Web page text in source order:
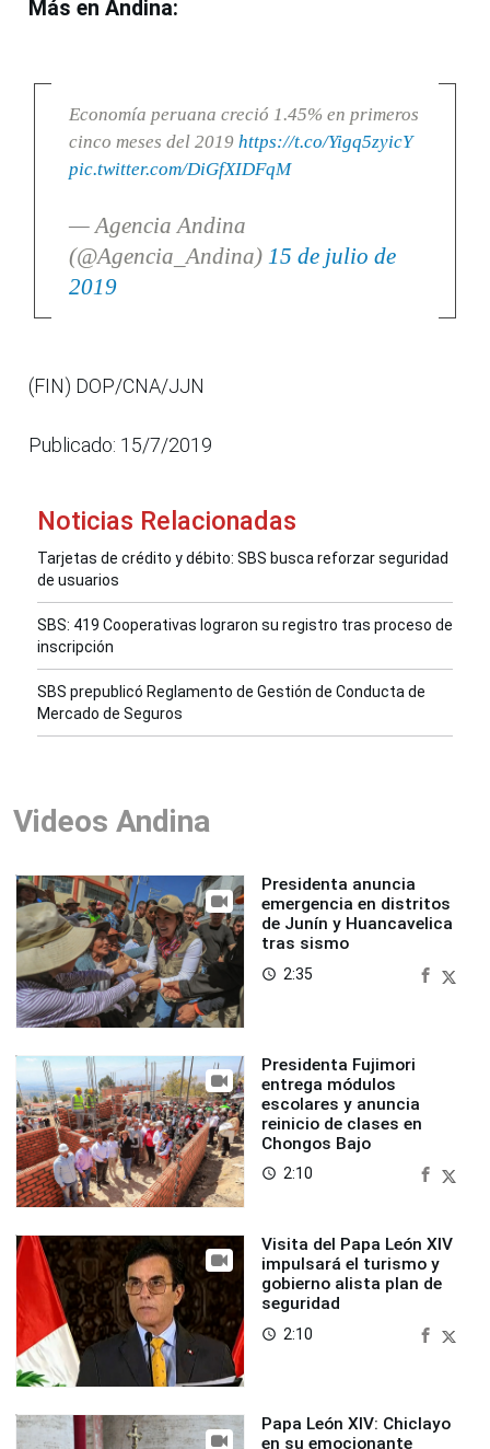
Más en Andina:
Economía peruana creció 1.45% en primeros
cinco meses del 2019 https://t.co/Yigq5zyicY
pic.twitter.com/DiGfXIDFqM
— Agencia Andina
(@Agencia_Andina) 15 de julio de
2019
(FIN) DOP/CNA/JJN
Publicado: 15/7/2019
Noticias Relacionadas
Tarjetas de crédito y débito: SBS busca reforzar seguridad
de usuarios
SBS: 419 Cooperativas lograron su registro tras proceso de
inscripción
SBS prepublicó Reglamento de Gestión de Conducta de
Mercado de Seguros
Videos Andina
Presidenta anuncia
emergencia en distritos
de Junín y Huancavelica
tras sismo
access_time 2:35
Presidenta Fujimori
entrega módulos
escolares y anuncia
reinicio de clases en
Chongos Bajo
access_time 2:10
Visita del Papa León XIV
impulsará el turismo y
gobierno alista plan de
seguridad
access_time 2:10
Papa León XIV: Chiclayo
en su emocionante